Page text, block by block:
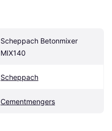
Scheppach Betonmixer
MIX140
Scheppach
Cementmengers